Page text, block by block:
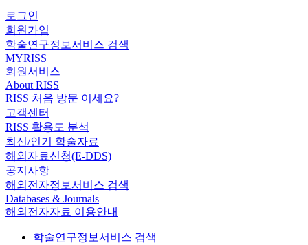
로그인
회원가입
학술연구정보서비스 검색
MYRISS
회원서비스
About RISS
RISS 처음 방문 이세요?
고객센터
RISS 활용도 분석
최신/인기 학술자료
해외자료신청(E-DDS)
공지사항
해외전자정보서비스 검색
Databases & Journals
해외전자자료 이용안내
학술연구정보서비스 검색